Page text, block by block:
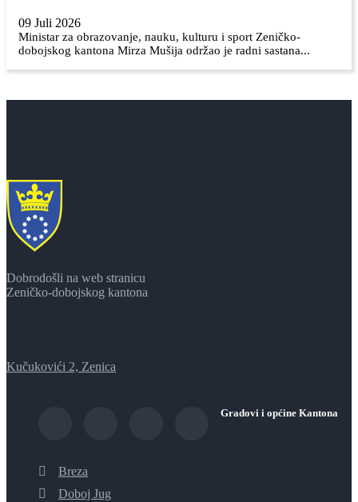
09 Juli 2026
Ministar za obrazovanje, nauku, kulturu i sport Zeničko-
dobojskog kantona Mirza Mušija održao je radni sastana...
Dobrodošli na web stranicu
Zeničko-dobojskog kantona
Kučukovići 2, Zenica
Gradovi i općine Kantona
Breza
Doboj Jug